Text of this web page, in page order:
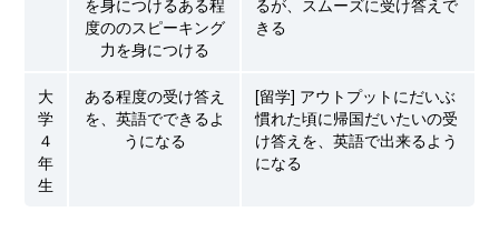
度ののスピーキング
力を身につける
きる
大
学
４
年
生
ある程度の受け答え
を、英語でできるよ
うになる
[留学] アウトプットにだいぶ
慣れた頃に帰国だいたいの受
け答えを、英語で出来るよう
になる